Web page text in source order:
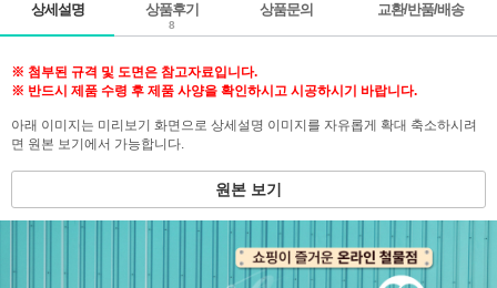
상세설명 상품후기
8
상품문의 교환/반품/배송
※ 첨부된 규격 및 도면은 참고자료입니다.
※ 반드시 제품 수령 후 제품 사양을 확인하시고 시공하시기 바랍니다.
아래 이미지는 미리보기 화면으로 상세설명 이미지를 자유롭게 확대 축소하시려
면 원본 보기에서 가능합니다.
원본 보기